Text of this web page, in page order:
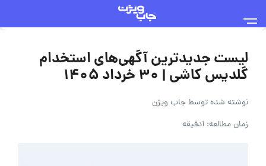
لیست جدیدترین آگهی‌های استخدام
گلدیس کاشی | ۳۰ خرداد ۱۴۰۵
نوشته شده توسطجاب ویژن
زمان مطالعه: 1دقیقه